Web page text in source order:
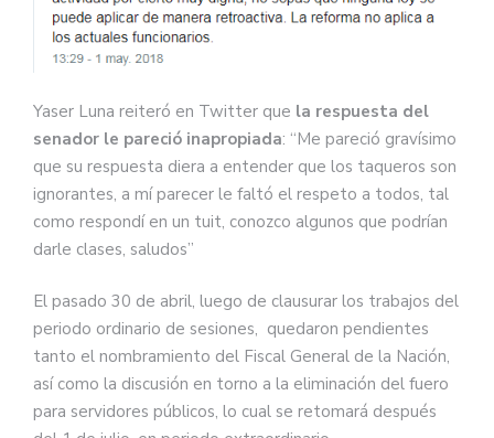
Yaser Luna reiteró en Twitter que la respuesta del
senador le pareció inapropiada: “Me pareció gravísimo
que su respuesta diera a entender que los taqueros son
ignorantes, a mí parecer le faltó el respeto a todos, tal
como respondí en un tuit, conozco algunos que podrían
darle clases, saludos”
El pasado 30 de abril, luego de clausurar los trabajos del
periodo ordinario de sesiones, quedaron pendientes
tanto el nombramiento del Fiscal General de la Nación,
así como la discusión en torno a la eliminación del fuero
para servidores públicos, lo cual se retomará después